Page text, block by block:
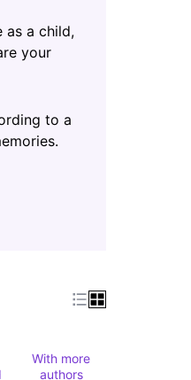
as a child,
your
to a
With more
authors